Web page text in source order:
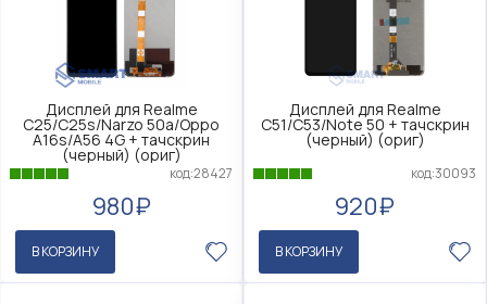
Дисплей для Realme
C25/C25s/Narzo 50a/Oppo
A16s/A56 4G + тачскрин
(черный) (ориг)
код:28427
980₽
В КОРЗИНУ
Дисплей для Realme
C51/C53/Note 50 + тачскрин
(черный) (ориг)
код:30093
920₽
В КОРЗИНУ